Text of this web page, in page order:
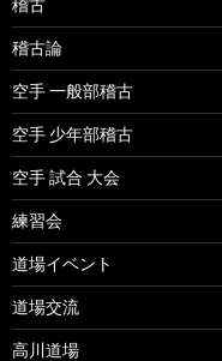
稽古
稽古論
空手 一般部稽古
空手 少年部稽古
空手 試合 大会
練習会
道場イベント
道場交流
高川道場